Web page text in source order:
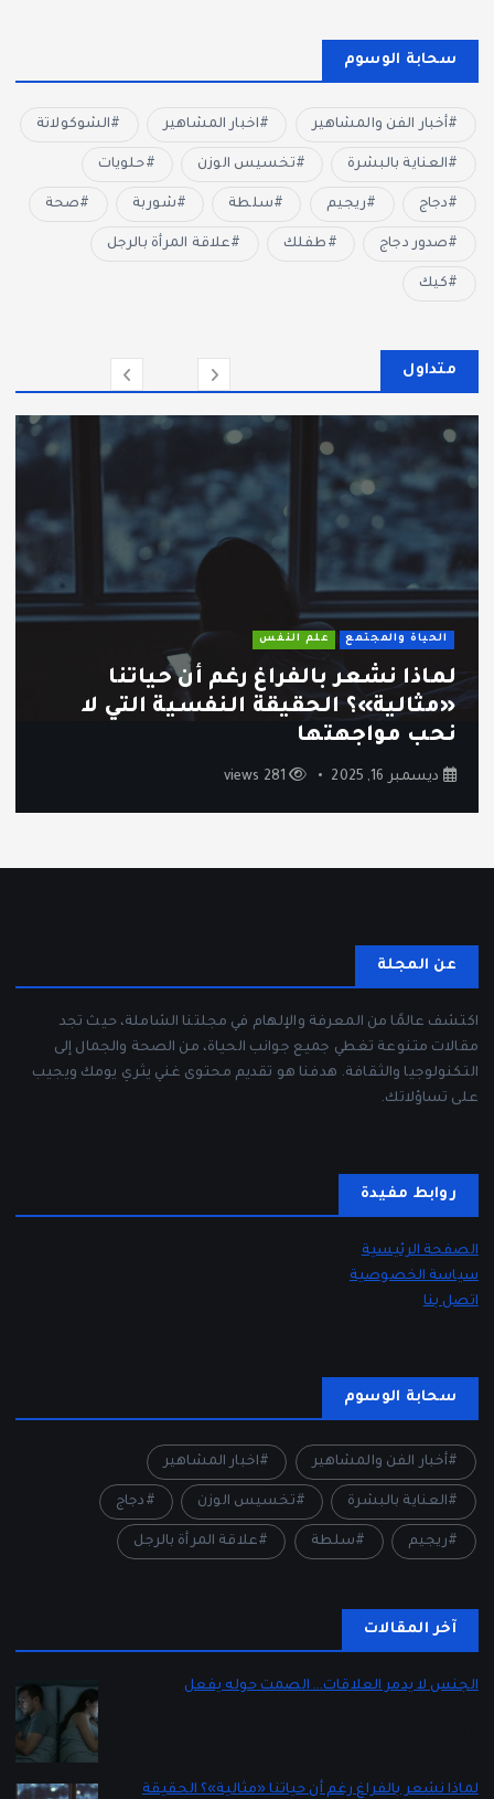
سحابة الوسوم
أخبار الفن والمشاهير اخبار المشاهير الشوكولاتة
العناية بالبشرة تخسيس الوزن حلويات
دجاج ريجيم سلطة شوربة صحة
صدور دجاج طفلك علاقة المرأة بالرجل
كيك
متداول
الحياة والمجتمع علم النفس
ثقافة الاستهلاك السريع: كيف أصبحنا
نشتري أكثر ونستمتع أقل؟
ديسمبر 12, 2025 248 views
عن المجلة
اكتشف عالمًا من المعرفة والإلهام في مجلتنا الشاملة، حيث تجد
مقالات متنوعة تغطي جميع جوانب الحياة، من الصحة والجمال إلى
التكنولوجيا والثقافة. هدفنا هو تقديم محتوى غني يثري يومك ويجيب
على تساؤلاتك.
روابط مفيدة
الصفحة الرئيسية
سياسة الخصوصية
اتصل بنا
سحابة الوسوم
أخبار الفن والمشاهير اخبار المشاهير
العناية بالبشرة تخسيس الوزن دجاج
ريجيم سلطة علاقة المرأة بالرجل
آخر المقالات
الجنس لا يدمر العلاقات… الصمت حوله يفعل
لماذا نشعر بالفراغ رغم أن حياتنا «مثالية»؟ الحقيقة